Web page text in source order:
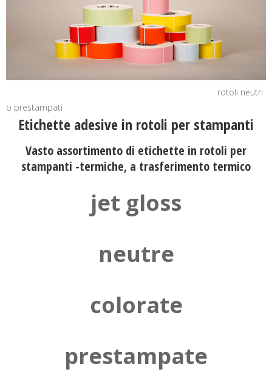
rotoli neutri
o prestampati
Etichette adesive in rotoli per stampanti
Vasto assortimento di etichette in rotoli per
stampanti -termiche, a trasferimento termico
jet gloss
neutre
colorate
prestampate